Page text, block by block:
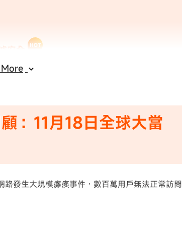
安全
：11月18日全球大當
發生大規模癱瘓事件，數百萬用戶無法正常訪問